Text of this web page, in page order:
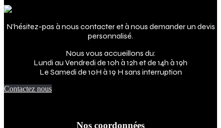
N’hésitez-pas à nous contacter et à nous demander un devis
personnalisé.
Nous vous accueillons du:
Lundi au Vendredi de 10h à 12h et de 14h à 19h
Le Samedi de 10H à 19 H sans interruption
Contactez nous
Nos coordonnées